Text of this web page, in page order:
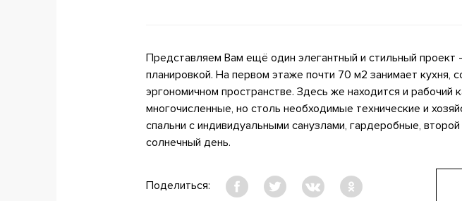
Представляем Вам ещё один элегантный и стильный
планировкой. На первом этаже почти 70 м2 занимает кухня,
эргономичном пространстве. Здесь же находится и
многочисленные, но столь необходимые технические и
спальни с индивидуальными санузлами, гардеробные,
солнечный день.
Поделиться: